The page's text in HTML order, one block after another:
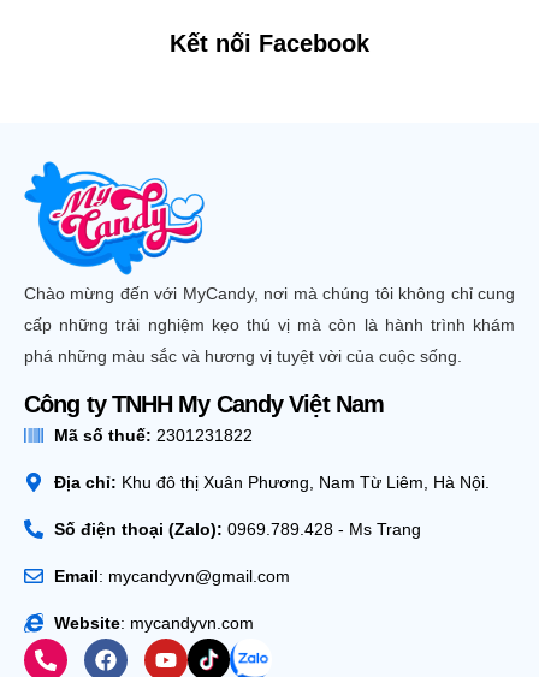
Kết nối Facebook
Chào mừng đến với MyCandy, nơi mà chúng tôi không chỉ cung
cấp những trải nghiệm kẹo thú vị mà còn là hành trình khám
phá những màu sắc và hương vị tuyệt vời của cuộc sống.
Công ty TNHH My Candy Việt Nam
Mã số thuế: 2301231822
Địa chỉ: Khu đô thị Xuân Phương, Nam Từ Liêm, Hà Nội.
Số điện thoại (Zalo): 0969.789.428 - Ms Trang
Email: mycandyvn@gmail.com
Website: mycandyvn.com